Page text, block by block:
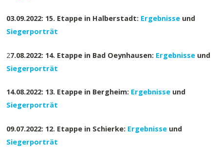
03.09.2022: 15. Etappe in Halberstadt: Ergebnisse und
Siegerporträt
27.08.2022: 14. Etappe in Bad Oeynhausen: Ergebnisse und
Siegerporträt
14.08.2022: 13. Etappe in Bergheim: Ergebnisse und
Siegerporträt
09.07.2022: 12. Etappe in Schierke: Ergebnisse und
Siegerporträt